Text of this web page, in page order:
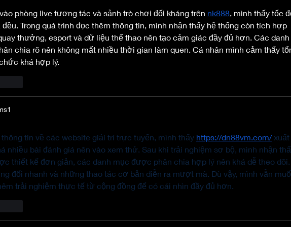
phòng live tương tác và sảnh trò chơi đối kháng trên nk888, mình thấy tốc
đều. Trong quá trình đọc thêm thông tin, mình nhận thấy hệ thống còn tích hợp
thưởng, esport và dữ liệu thể thao nên tạo cảm giác đầy đủ hơn. Các danh
chia rõ nên không mất nhiều thời gian làm quen. Cá nhân mình cảm thấy
khá hợp lý.
tin về các website giải trí trực tuyến, mình thấy https://dn88vm.com/ xuất
nhiều bài đánh giá nên vào xem thử. Sau khi trải nghiệm sơ bộ, mình nhận
thiết kế đơn giản, các danh mục được phân chia hợp lý nên khá dễ theo dõi.
đối nhanh và những thao tác cơ bản diễn ra mượt mà. Dù vậy, mình vẫn
trải nghiệm thực tế từ cộng đồng để có cái nhìn đầy đủ hơn.